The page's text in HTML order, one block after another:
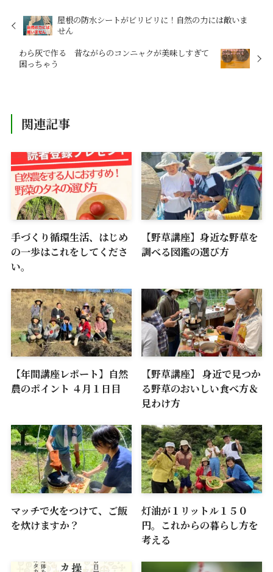
屋根の防水シートがビリビリに！自然の力には敵いま
せん
わら灰で作る 昔ながらのコンニャクが美味しすぎて
困っちゃう
関連記事
手づくり循環生活、はじめ
の一歩はこれをしてくださ
い。
【野草講座】身近な野草を
調べる図鑑の選び方
【年間講座レポート】自然
農のポイント ４月１日目
【野草講座】 身近で見つか
る野草のおいしい食べ方＆
見わけ方
マッチで火をつけて、ご飯
を炊けますか？
灯油が１リットル１５０
円。これからの暮らし方を
考える